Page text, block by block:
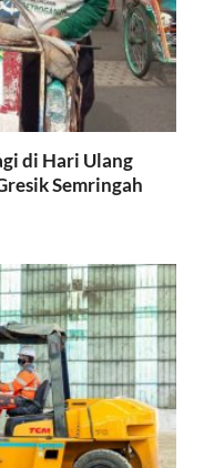
di Hari Ulang
Semringah